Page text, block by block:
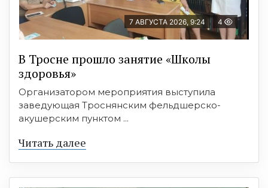
7 АВГУСТА 2026, 9:24 4
В Тросне прошло занятие «Школы
здоровья»
Организатором мероприятия выступила
заведующая Троснянским фельдшерско-
акушерским пунктом ...
Читать далее